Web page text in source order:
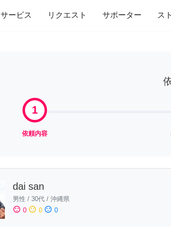
サービス リクエスト サポーター ス
家事 引っ越し インテリア 趣味・習
1
依頼内容
dai san
男性 / 30代 / 沖縄県
sentiment_satisfied 0 sentiment_neutral 0 sentiment_dissatisfied 0